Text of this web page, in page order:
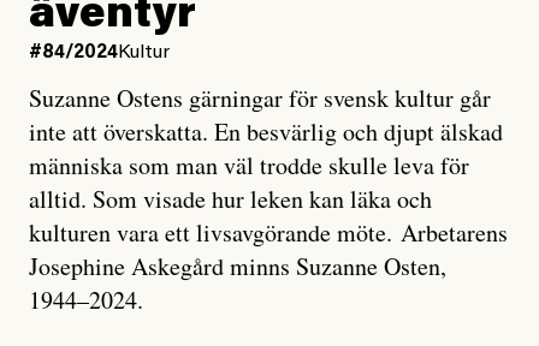
äventyr
#84/2024Kultur
Suzanne Ostens gärningar för svensk kultur går
inte att överskatta. En besvärlig och djupt älskad
människa som man väl trodde skulle leva för
alltid. Som visade hur leken kan läka och
kulturen vara ett livsavgörande möte. Arbetarens
Josephine Askegård minns Suzanne Osten,
1944–2024.